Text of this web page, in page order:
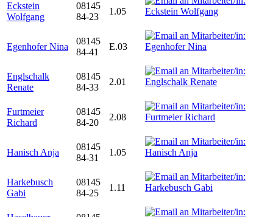
Eckstein
Wolfgang
08145
84-23
1.05
Egenhofer Nina
08145
84-41
E.03
Englschalk
Renate
08145
84-33
2.01
Furtmeier
Richard
08145
84-20
2.08
Hanisch Anja
08145
84-31
1.05
Harkebusch
Gabi
08145
84-25
1.11